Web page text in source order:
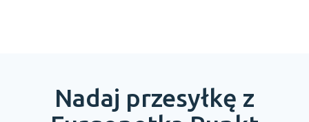
Nadaj przesyłkę z